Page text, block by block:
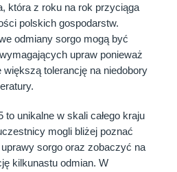
która z roku na rok przyciąga
polskich gospodarstw.
odmiany sorgo mogą być
upraw ponieważ
tolerancję na niedobory
to unikalne w skali całego kraju
mogli bliżej poznać
sorgo oraz zobaczyć na
kilkunastu odmian. W